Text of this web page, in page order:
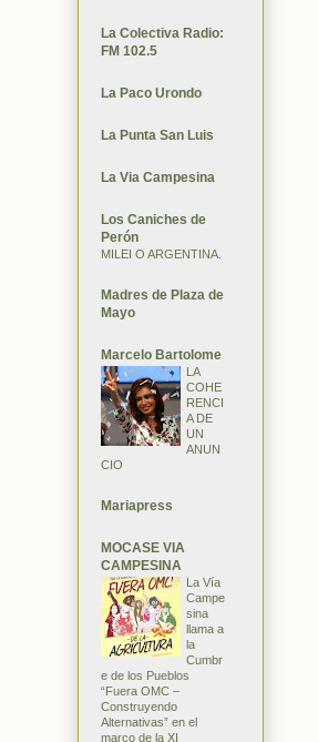
La Colectiva Radio:
FM 102.5
La Paco Urondo
La Punta San Luis
La Via Campesina
Los Caniches de
Perón
MILEI O ARGENTINA.
Madres de Plaza de
Mayo
Marcelo Bartolome
LA
COHE
RENCI
A DE
UN
ANUN
CIO
Mariapress
MOCASE VIA
CAMPESINA
La Vía
Campe
sina
llama a
la
Cumbr
e de los Pueblos
“Fuera OMC –
Construyendo
Alternativas” en el
marco de la XI